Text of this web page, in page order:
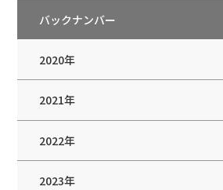
バックナンバー
2020年
2021年
2022年
2023年